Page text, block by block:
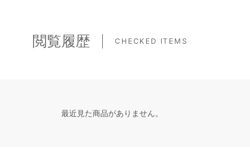
閲覧履歴 CHECKED ITEMS
最近見た商品がありません。